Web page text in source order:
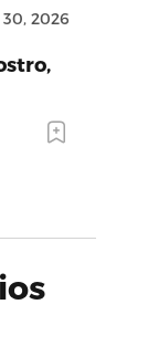
2026